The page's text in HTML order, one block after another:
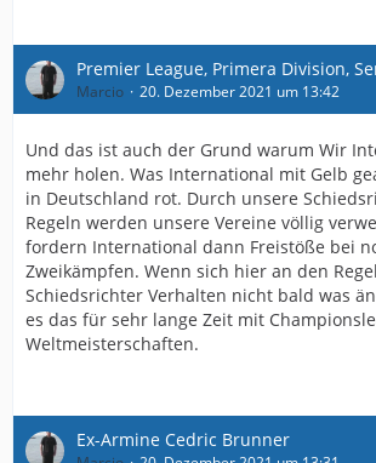
Premier League, Primera Division,
Marcio 20. Dezember 2021 um 13:42
Und das ist auch der Grund warum Wir
mehr holen. Was International mit Gelb
in Deutschland rot. Durch unsere
Regeln werden unsere Vereine völlig
fordern International dann Freistöße bei
Zweikämpfen. Wenn sich hier an den
Schiedsrichter Verhalten nicht bald was
es das für sehr lange Zeit mit
Weltmeisterschaften.
Ex-Armine Cedric Brunner